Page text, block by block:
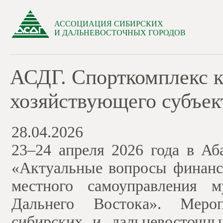
АССОЦИАЦИЯ СИБИРСКИХ
И ДАЛЬНЕВОСТОЧНЫХ ГОРОДОВ
АСДГ. Спорткомплекс
хозяйствующего
28.04.2026
23–24 апреля 2026 года в
«Актуальные вопросы
местного самоуправления
Дальнего Востока».